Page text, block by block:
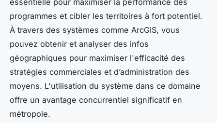
programmes et cibler les territoires à fort potentiel.
À travers des systèmes comme ArcGIS, vous
pouvez obtenir et analyser des infos
géographiques pour maximiser l'efficacité des
stratégies commerciales et d’administration des
moyens. L'utilisation du système dans ce domaine
offre un avantage concurrentiel significatif en
métropole.